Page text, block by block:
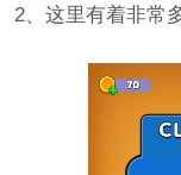
2、这里有着非常